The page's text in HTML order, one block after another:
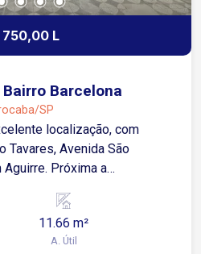
750,00 L
Barcelona
SP
localização, com
Tavares, Avenida São
Próxima a
11,66m², ideal para
com banheiro e cozinha
praticidade no dia
11.66 m²
A. Útil